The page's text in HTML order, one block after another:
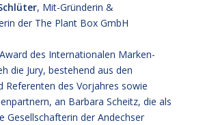
, Mit-Gründerin &
der The Plant Box GmbH
des Internationalen Marken-
die Jury, bestehend aus den
Referenten des Vorjahres sowie
an Barbara Scheitz, die als
Gesellschafterin der Andechser